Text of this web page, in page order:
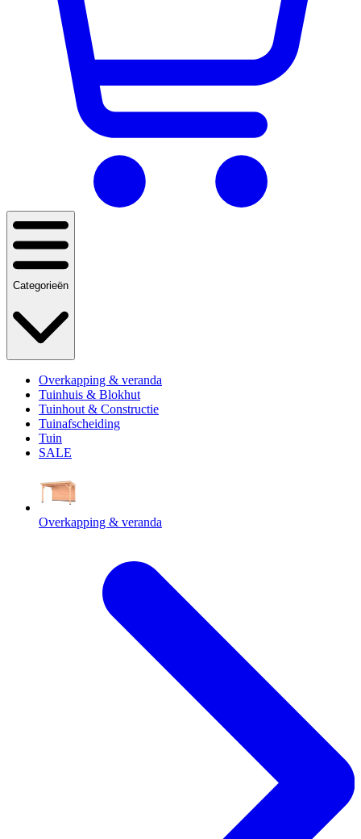
Categorieën
Overkapping & veranda
Tuinhuis & Blokhut
Tuinhout & Constructie
Tuinafscheiding
Tuin
SALE
Overkapping & veranda